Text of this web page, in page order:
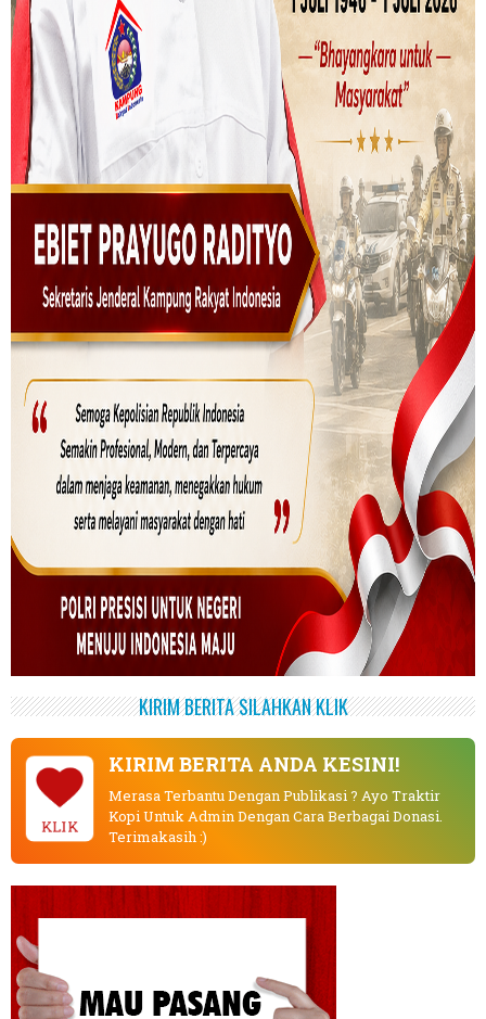
KIRIM BERITA SILAHKAN KLIK
KLIK
KIRIM BERITA ANDA KESINI!
Merasa Terbantu Dengan Publikasi ? Ayo Traktir
Kopi Untuk Admin Dengan Cara Berbagai Donasi.
Terimakasih :)